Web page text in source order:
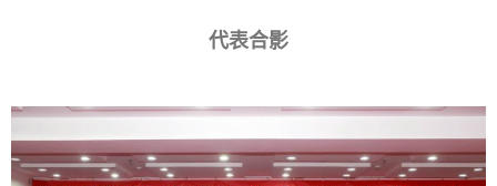
代表合影